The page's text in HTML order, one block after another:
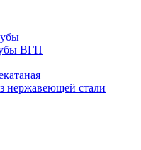
ВГП
нержавеющей стали